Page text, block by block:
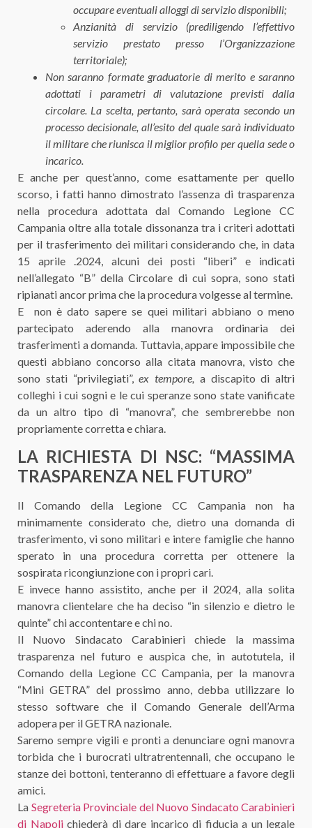
occupare eventuali alloggi di servizio disponibili;
Anzianità di servizio (prediligendo l’effettivo
servizio prestato presso l’Organizzazione
territoriale);
Non saranno formate graduatorie di merito e saranno
adottati i parametri di valutazione previsti dalla
circolare. La scelta, pertanto, sarà operata secondo un
processo decisionale, all’esito del quale sarà individuato
il militare che riunisca il miglior profilo per quella sede o
incarico.
E anche per quest’anno, come esattamente per quello
scorso, i fatti hanno dimostrato l’assenza di trasparenza
nella procedura adottata dal Comando Legione CC
Campania oltre alla totale dissonanza tra i criteri adottati
per il trasferimento dei militari considerando che, in data
15 aprile .2024, alcuni dei posti “liberi” e indicati
nell’allegato “B” della Circolare di cui sopra, sono stati
ripianati ancor prima che la procedura volgesse al termine.
E non è dato sapere se quei militari abbiano o meno
partecipato aderendo alla manovra ordinaria dei
trasferimenti a domanda. Tuttavia, appare impossibile che
questi abbiano concorso alla citata manovra, visto che
sono stati “privilegiati”,ex tempore, a discapito di altri
colleghi i cui sogni e le cui speranze sono state vanificate
da un altro tipo di “manovra”, che sembrerebbe non
propriamente corretta e chiara.
LA RICHIESTA DI NSC: “MASSIMA
TRASPARENZA NEL FUTURO”
Il Comando della Legione CC Campania non ha
minimamente considerato che, dietro una domanda di
trasferimento, vi sono militari e intere famiglie che hanno
sperato in una procedura corretta per ottenere la
sospirata ricongiunzione con i propri cari.
E invece hanno assistito, anche per il 2024, alla solita
manovra clientelare che ha deciso “in silenzio e dietro le
quinte” chi accontentare e chi no.
Il Nuovo Sindacato Carabinieri chiede la massima
trasparenza nel futuro e auspica che, in autotutela, il
Comando della Legione CC Campania, per la manovra
“Mini GETRA” del prossimo anno, debba utilizzare lo
stesso software che il Comando Generale dell’Arma
adopera per il GETRA nazionale.
Saremo sempre vigili e pronti a denunciare ogni manovra
torbida che i burocrati ultratrentennali, che occupano le
stanze dei bottoni, tenteranno di effettuare a favore degli
amici.
La Segreteria Provinciale del Nuovo Sindacato Carabinieri
di Napolichiederà di dare incarico di fiducia a un legale